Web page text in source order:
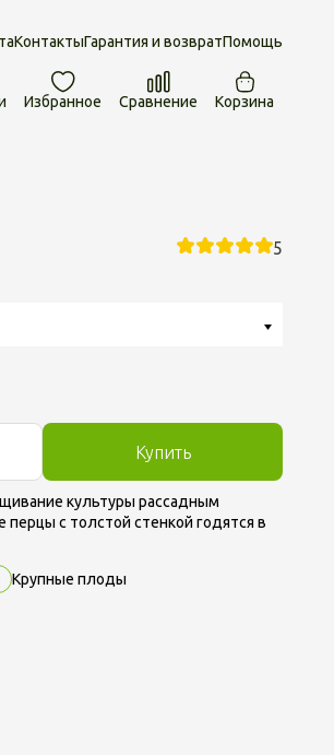
КонтактыГарантия и возвратПомощь
Избранное Сравнение Корзина
5
Купить
культуры рассадным
с толстой стенкой годятся в
Крупные плоды